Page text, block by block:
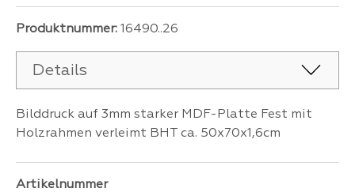
Produktnummer: 16490..26
Details
Bilddruck auf 3mm starker MDF-Platte Fest mit
Holzrahmen verleimt BHT ca. 50x70x1,6cm
Artikelnummer